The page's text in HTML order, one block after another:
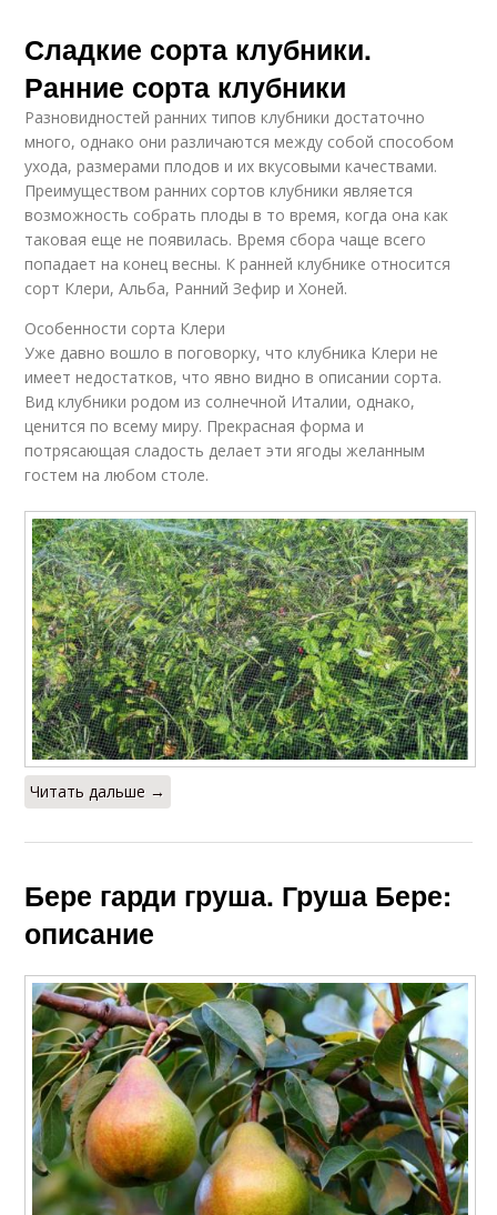
Сладкие сорта клубники.
Ранние сорта клубники
Разновидностей ранних типов клубники достаточно
много, однако они различаются между собой способом
ухода, размерами плодов и их вкусовыми качествами.
Преимуществом ранних сортов клубники является
возможность собрать плоды в то время, когда она как
таковая еще не появилась. Время сбора чаще всего
попадает на конец весны. К ранней клубнике относится
сорт Клери, Альба, Ранний Зефир и Хоней.
Особенности сорта Клери
Уже давно вошло в поговорку, что клубника Клери не
имеет недостатков, что явно видно в описании сорта.
Вид клубники родом из солнечной Италии, однако,
ценится по всему миру. Прекрасная форма и
потрясающая сладость делает эти ягоды желанным
гостем на любом столе.
Читать дальше →
Бере гарди груша. Груша Бере:
описание